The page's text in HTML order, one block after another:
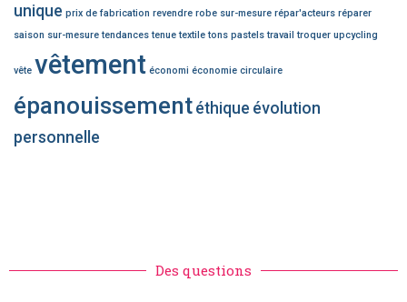
unique prix de fabrication revendre robe sur-mesure répar'acteurs réparer
saison sur-mesure tendances tenue textile tons pastels travail troquer upcycling
vête vêtement économi économie circulaire
épanouissement éthique évolution
personnelle
Des questions